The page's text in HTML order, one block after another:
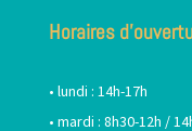
Horaires
• lundi : 14h-17h
• mardi : 8h30-12h /